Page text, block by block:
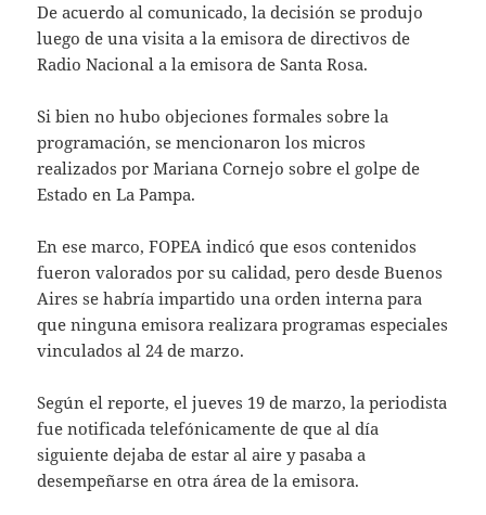
De acuerdo al comunicado, la decisión se produjo
luego de una visita a la emisora de directivos de
Radio Nacional a la emisora de Santa Rosa.
Si bien no hubo objeciones formales sobre la
programación, se mencionaron los micros
realizados por Mariana Cornejo sobre el golpe de
Estado en La Pampa.
En ese marco, FOPEA indicó que esos contenidos
fueron valorados por su calidad, pero desde Buenos
Aires se habría impartido una orden interna para
que ninguna emisora realizara programas especiales
vinculados al 24 de marzo.
Según el reporte, el jueves 19 de marzo, la periodista
fue notificada telefónicamente de que al día
siguiente dejaba de estar al aire y pasaba a
desempeñarse en otra área de la emisora.